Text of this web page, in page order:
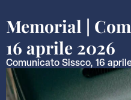
Memorial |
16 aprile 2026
Comunicato Sissco, 16